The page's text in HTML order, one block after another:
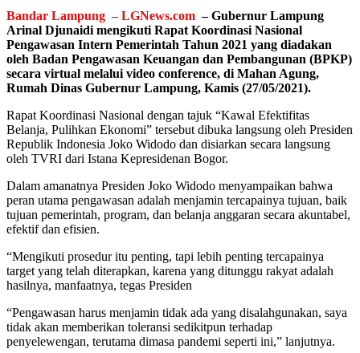
Bandar Lampung – LGNews.com – Gubernur Lampung
Arinal Djunaidi mengikuti Rapat Koordinasi Nasional
Pengawasan Intern Pemerintah Tahun 2021 yang diadakan
oleh Badan Pengawasan Keuangan dan Pembangunan (BPKP)
secara virtual melalui video conference, di Mahan Agung,
Rumah Dinas Gubernur Lampung, Kamis (27/05/2021).
Rapat Koordinasi Nasional dengan tajuk “Kawal Efektifitas
Belanja, Pulihkan Ekonomi” tersebut dibuka langsung oleh Presiden
Republik Indonesia Joko Widodo dan disiarkan secara langsung
oleh TVRI dari Istana Kepresidenan Bogor.
Dalam amanatnya Presiden Joko Widodo menyampaikan bahwa
peran utama pengawasan adalah menjamin tercapainya tujuan, baik
tujuan pemerintah, program, dan belanja anggaran secara akuntabel,
efektif dan efisien.
“Mengikuti prosedur itu penting, tapi lebih penting tercapainya
target yang telah diterapkan, karena yang ditunggu rakyat adalah
hasilnya, manfaatnya, tegas Presiden
“Pengawasan harus menjamin tidak ada yang disalahgunakan, saya
tidak akan memberikan toleransi sedikitpun terhadap
penyelewengan, terutama dimasa pandemi seperti ini,” lanjutnya.